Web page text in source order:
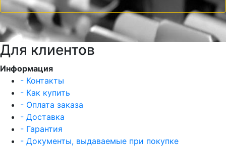
Для клиентов
Информация
- Контакты
- Как купить
- Оплата заказа
- Доставка
- Гарантия
- Документы, выдаваемые при покупке